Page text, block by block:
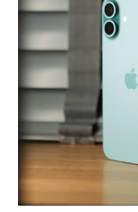
ВОДНЫЕ ВИДЫ
ХОККЕЙ С
ОБРАЗОВАНИЕ
ПРОИСШЕСТВИЯ